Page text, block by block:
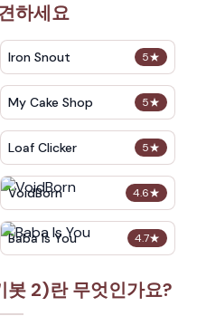
하세요
5★
Iron Snout
5★
My Cake Shop
5★
Loaf Clicker
4.6★
VoidBorn
4.7★
Baba Is You
2)란 무엇인가요?